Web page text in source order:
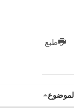
طبع
الموضوع